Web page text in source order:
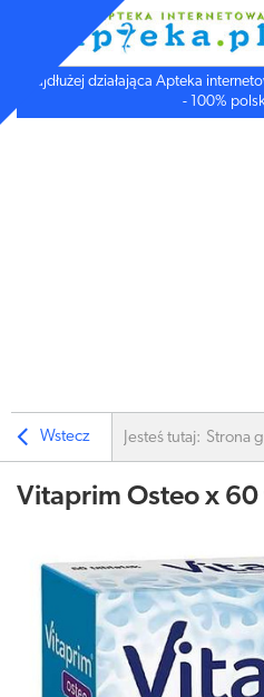
Najdłużej działająca Apteka
- 100%
Wstecz Jesteś tutaj: Strona
Vitaprim Osteo x